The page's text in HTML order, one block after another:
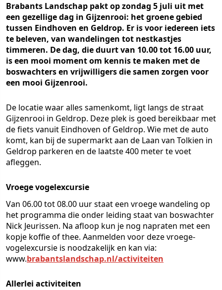
Brabants Landschap pakt op zondag 5 juli uit met
een gezellige dag in Gijzenrooi: het groene gebied
tussen Eindhoven en Geldrop. Er is voor iedereen iets
te beleven, van wandelingen tot nestkastjes
timmeren. De dag, die duurt van 10.00 tot 16.00 uur,
is een mooi moment om kennis te maken met de
boswachters en vrijwilligers die samen zorgen voor
een mooi Gijzenrooi.
De locatie waar alles samenkomt, ligt langs de straat
Gijzenrooi in Geldrop. Deze plek is goed bereikbaar met
de fiets vanuit Eindhoven of Geldrop. Wie met de auto
komt, kan bij de supermarkt aan de Laan van Tolkien in
Geldrop parkeren en de laatste 400 meter te voet
afleggen.
Vroege vogelexcursie
Van 06.00 tot 08.00 uur staat een vroege wandeling op
het programma die onder leiding staat van boswachter
Nick Jeurissen. Na afloop kun je nog napraten met een
kopje koffie of thee. Aanmelden voor deze vroege-
vogelexcursie is noodzakelijk en kan via:
www.brabantslandschap.nl/activiteiten
Allerlei activiteiten